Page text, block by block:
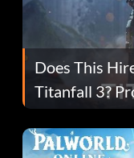
Does This
Titanfall 3?
Fans Are